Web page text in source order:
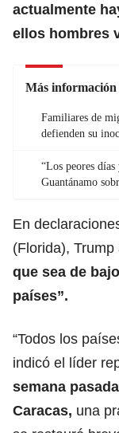
actualmente
ellos hombres
Más información
Familiares de
defienden su
“Los peores
Guantánamo
En
(Florida),
que sea de
países”.
“Todos los
indicó el líder
semana
Caracas, una